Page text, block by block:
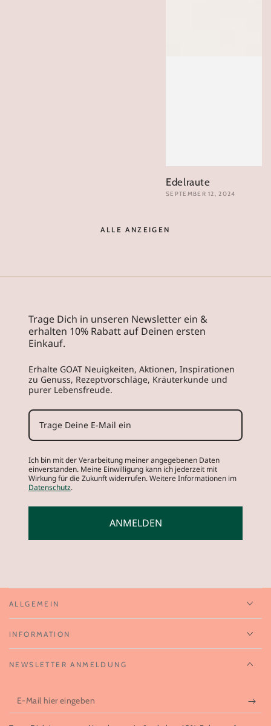
Edelraute
SEPTEMBER 12, 2024
ALLE ANZEIGEN
Trage Dich in unseren Newsletter ein &
erhalten 10% Rabatt auf Deinen ersten
Einkauf.
Erhalte GOAT Neuigkeiten, Aktionen, Inspirationen
zu Genuss, Rezeptvorschläge, Kräuterkunde und
purer Lebensfreude.
Ich bin mit der Verarbeitung meiner angegebenen Daten
einverstanden. Meine Einwilligung kann ich jederzeit mit
Wirkung für die Zukunft widerrufen. Weitere Informationen im
Datenschutz.
ANMELDEN
ALLGEMEIN
INFORMATION
NEWSLETTER ANMELDUNG
E-
Mail